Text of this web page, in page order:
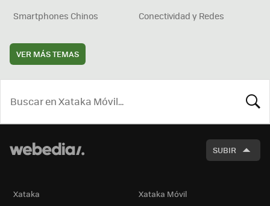
Smartphones Chinos
Conectividad y Redes
VER MÁS TEMAS
SUBIR
Xataka Xataka Móvil